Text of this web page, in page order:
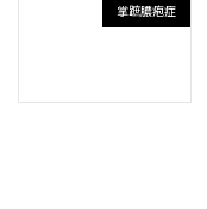
掌蹠膿疱症